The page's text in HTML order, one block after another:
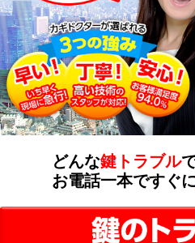
どんな鍵トラブル
お電話一本ですぐ